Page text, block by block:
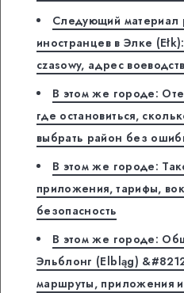
Следующий
иностранцев в Элке
czasowy, адрес
В этом же городе:
где остановиться,
выбрать район без
В этом же городе:
приложения, тарифы,
безопасность
В этом же городе:
Эльблонг (Elbląg)
маршруты, приложения